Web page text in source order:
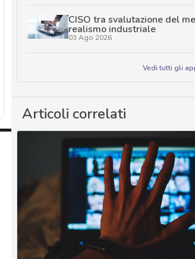
CISO tra svalutazione del
realismo industriale
03 Ago 2026
Vedi tutti gli
Articoli correlati